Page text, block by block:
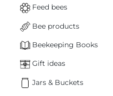
Feed bees
Bee products
Beekeeping Books
Gift ideas
Jars & Buckets